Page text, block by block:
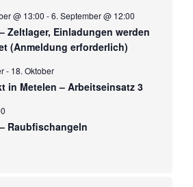
@ 13:00 -6. September @ 12:00
Zeltlager, Einladungen werden
(Anmeldung erforderlich)
- 18. Oktober
in Metelen – Arbeitseinsatz 3
Raubfischangeln